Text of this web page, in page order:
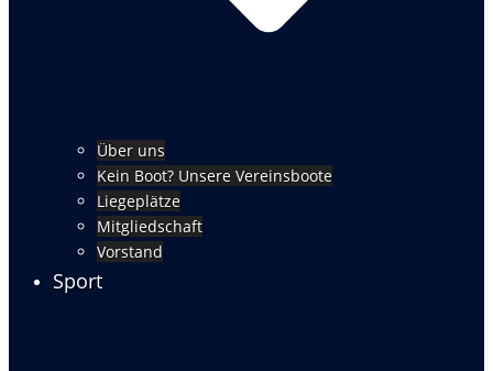
Über uns
Kein Boot? Unsere Vereinsboote
Liegeplätze
Mitgliedschaft
Vorstand
Sport